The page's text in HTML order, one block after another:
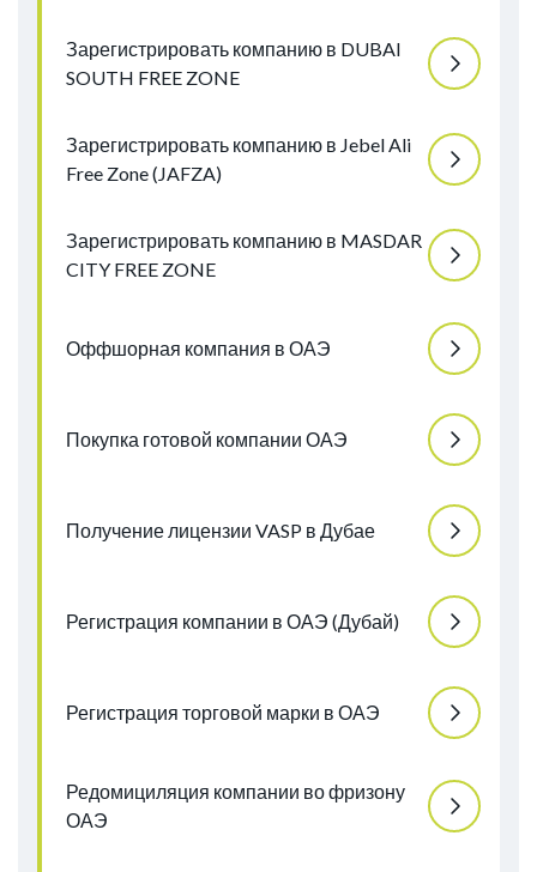
Зарегистрировать компанию в DUBAI
SOUTH FREE ZONE
Зарегистрировать компанию в Jebel Ali
Free Zone (JAFZA)
Зарегистрировать компанию в MASDAR
CITY FREE ZONE
Оффшорная компания в ОАЭ
Покупка готовой компании ОАЭ
Получение лицензии VASP в Дубае
Регистрация компании в ОАЭ (Дубай)
Регистрация торговой марки в ОАЭ
Редомициляция компании во фризону
ОАЭ